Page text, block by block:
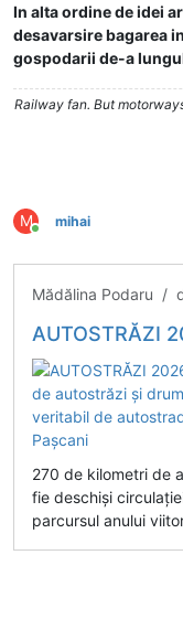
In alta ordine de idei
desavarsire bagarea
gospodarii de-a
Railway fan. But
M
Conectat
mihai
Mădălina Podaru /
AUTOSTRĂZI 2026. Scenariul optimist: 270 de kilometri de
270 de kilometri de
fie deschiși
parcursul anului